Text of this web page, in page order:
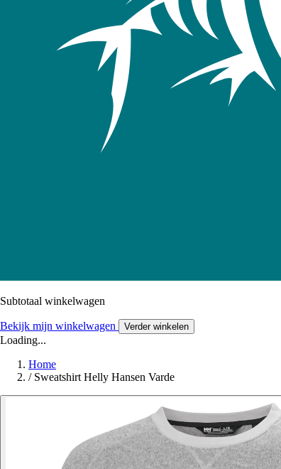
Subtotaal winkelwagen
Bekijk mijn winkelwagen Verder winkelen
Loading...
Home
/ Sweatshirt Helly Hansen Varde